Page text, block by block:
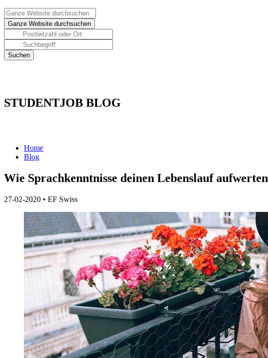
STUDENTJOB BLOG
Home
Blog
Wie Sprachkenntnisse deinen Lebenslauf aufwerten
27-02-2020 • EF Swiss